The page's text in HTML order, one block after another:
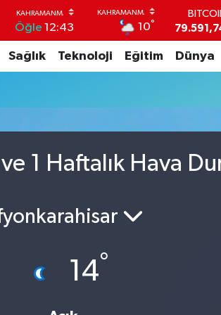
Öğle 12:43 10°
45,43620
Sağlık Teknoloji Eğitim Dünya
ve 1 Haftalık Hava
14°